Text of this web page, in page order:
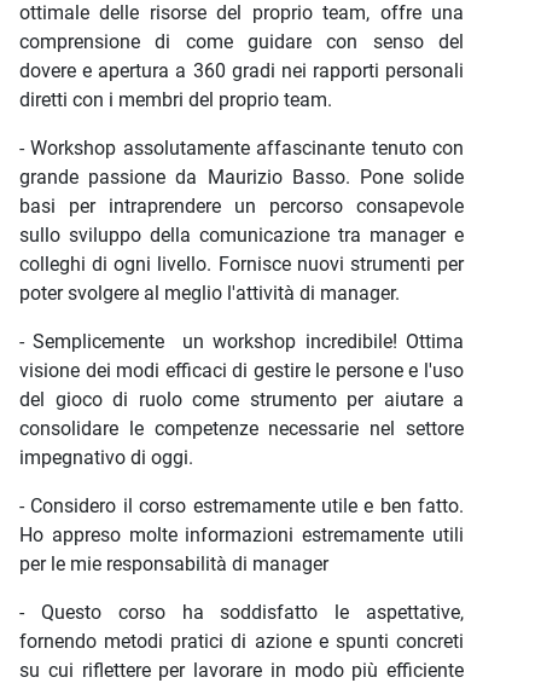
ottimale delle risorse del proprio team, offre una
comprensione di come guidare con senso del
dovere e apertura a 360 gradi nei rapporti personali
diretti con i membri del proprio team.
- Workshop assolutamente affascinante tenuto con
grande passione da Maurizio Basso. Pone solide
basi per intraprendere un percorso consapevole
sullo sviluppo della comunicazione tra manager e
colleghi di ogni livello. Fornisce nuovi strumenti per
poter svolgere al meglio l'attività di manager.
- Semplicemente un workshop incredibile! Ottima
visione dei modi efficaci di gestire le persone e l'uso
del gioco di ruolo come strumento per aiutare a
consolidare le competenze necessarie nel settore
impegnativo di oggi.
- Considero il corso estremamente utile e ben fatto.
Ho appreso molte informazioni estremamente utili
per le mie responsabilità di manager
- Questo corso ha soddisfatto le aspettative,
fornendo metodi pratici di azione e spunti concreti
su cui riflettere per lavorare in modo più efficiente